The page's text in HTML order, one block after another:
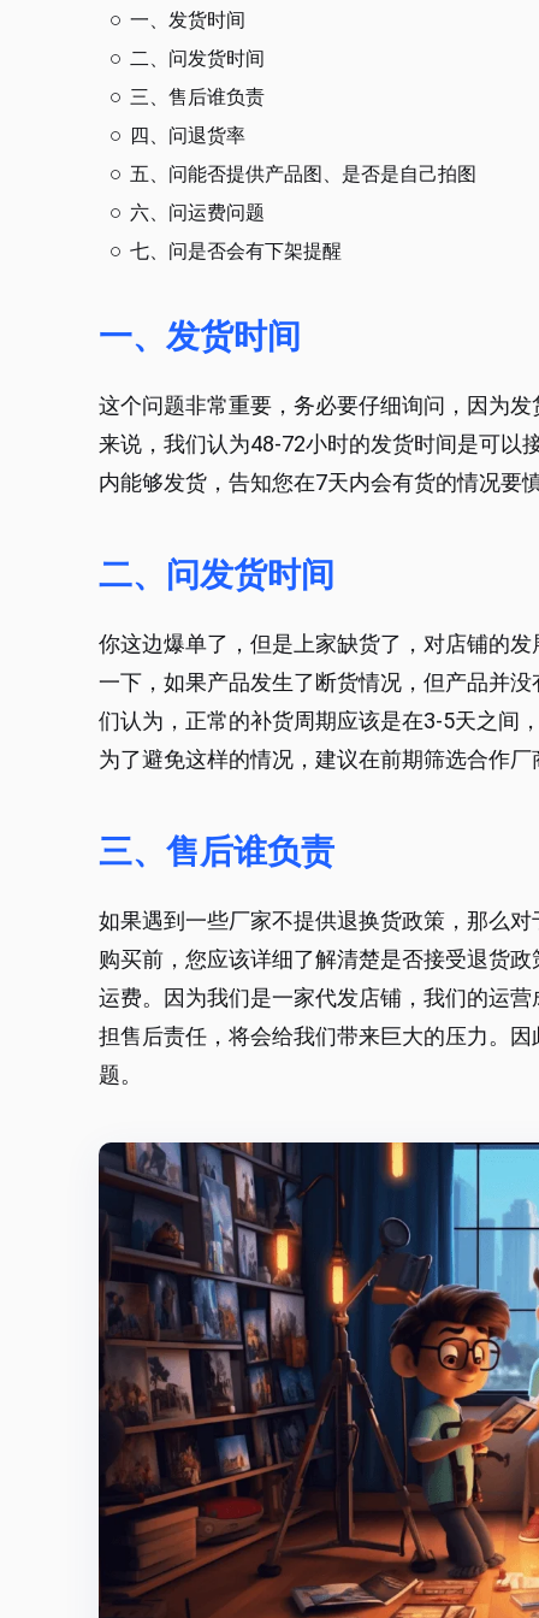
一、发货时间
二、问发货时间
三、售后谁负责
四、问退货率
五、问能否提供产品图、是否是自己拍图
六、问运费问题
七、问是否会有下架提醒
一、发货时间
这个问题非常重要，务必要仔细询问，因为
来说，我们认为48-72小时的发货时间是可以
内能够发货，告知您在7天内会有货的情况要
二、问发货时间
你这边爆单了，但是上家缺货了，对店铺的
一下，如果产品发生了断货情况，但产品并
们认为，正常的补货周期应该是在3-5天之间
为了避免这样的情况，建议在前期筛选合作
三、售后谁负责
如果遇到一些厂家不提供退换货政策，那么
购买前，您应该详细了解清楚是否接受退货
运费。因为我们是一家代发店铺，我们的运
担售后责任，将会给我们带来巨大的压力。
题。